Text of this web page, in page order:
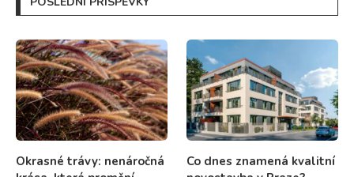
Okrasné trávy: nenáročná
Co dnes znamená kvalitní